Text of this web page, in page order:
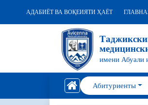
АДАБИЁТ ВА ВОҚЕИЯТИ ҲАЁТ
имени Абуали
Абитуриенты